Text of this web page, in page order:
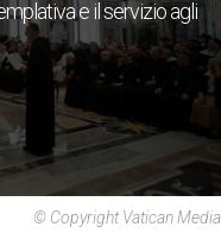
e il servizio agli
© Copyright Vatican Media